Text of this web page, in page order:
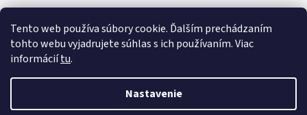
Tento web používa súbory cookie. Ďalším prechádzaním
tohto webu vyjadrujete súhlas s ich používaním. Viac
informáciítu.
Nastavenie
Facebook
Vytvoril Shoptet